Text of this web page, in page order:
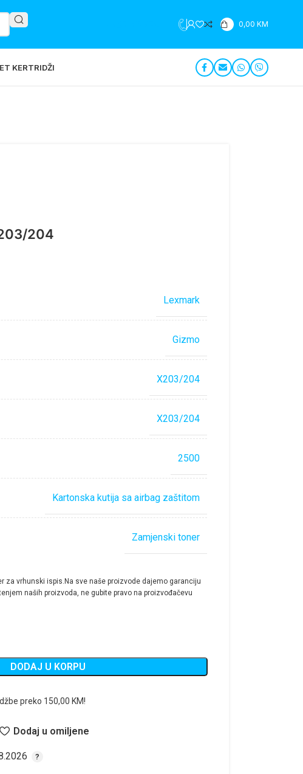
0,00 KM
KERTRIDŽI
204
Lexmark
Gizmo
X203/204
X203/204
2500
Kartonska kutija sa airbag zaštitom
Zamjenski toner
za vrhunski ispis.Na sve naše proizvode dajemo garanciju
naših proizvoda, ne gubite pravo na proizvođačevu
DODAJ U KORPU
preko 150,00 KM!
Dodaj u omiljene